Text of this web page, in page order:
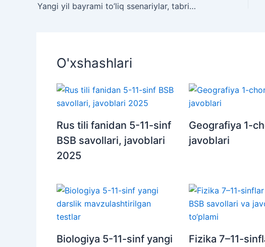
Yangi yil bayrami to’liq ssenariylar, tabriklar, sherlar va qo’shiqlar
O'xshashlari
Rus tili fanidan 5-11-sinf
BSB savollari, javoblari
2025
Geografiya 1-
javoblari
Biologiya 5-11-sinf yangi
Fizika 7–11-